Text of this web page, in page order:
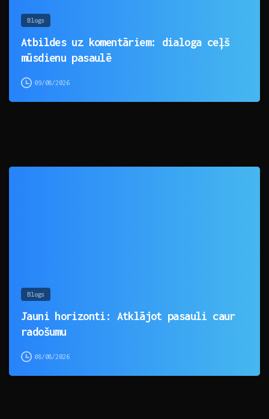
Blogs
Atbildes uz komentāriem: dialoga ceļš
mūsdienu pasaulē
09/08/2026
Blogs
Jauni horizonti: Atklājot pasauli caur
radošumu
08/08/2026